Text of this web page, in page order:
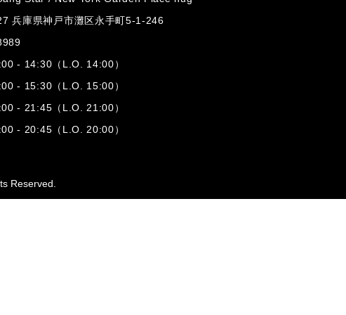
兵庫県神戸市灘区永手町5-1-246
14:30（L.O. 14:00）
15:30（L.O. 15:00）
- 21:45（L.O. 21:00）
20:45（L.O. 20:00）
Reserved.